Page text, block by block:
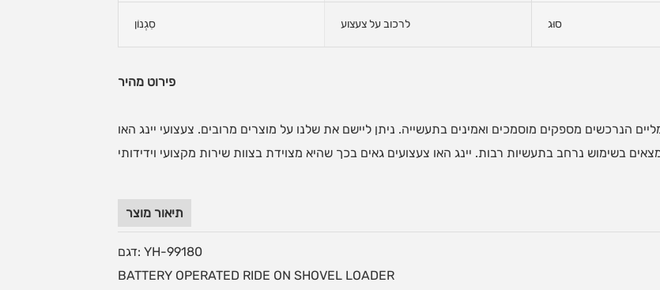
סִגְנוֹן לרכוב על צעצוע סוּג
פירוט מהיר
הנרכשים מספקים מוסמכים ואמינים בתעשייה. ניתן ליישם את שלנו על מוצרים מרובים. צעצועי יינג האו
תיאור מוצר
דגם: YH-99180
BATTERY OPERATED RIDE ON SHOVEL LOADER